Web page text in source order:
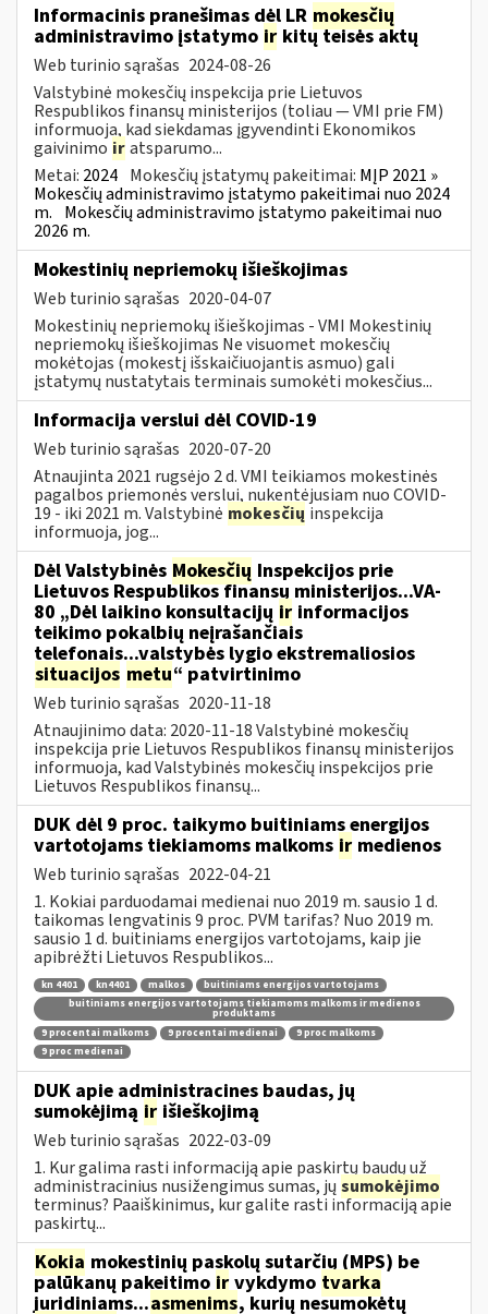
Informacinis pranešimas dėl LR mokesčių
administravimo įstatymo ir kitų teisės aktų
Web turinio sąrašas 2024-08-26
Valstybinė mokesčių inspekcija prie Lietuvos
Respublikos finansų ministerijos (toliau — VMI prie FM)
informuoja, kad siekdamas įgyvendinti Ekonomikos
gaivinimo iratsparumo...
Metai: 2024 Mokesčių įstatymų pakeitimai: MĮP 2021 »
Mokesčių administravimo įstatymo pakeitimai nuo 2024
m. Mokesčių administravimo įstatymo pakeitimai nuo
2026 m.
Mokestinių nepriemokų išieškojimas
Web turinio sąrašas 2020-04-07
Mokestinių nepriemokų išieškojimas - VMI Mokestinių
nepriemokų išieškojimas Ne visuomet mokesčių
mokėtojas (mokestį išskaičiuojantis asmuo) gali
įstatymų nustatytais terminais sumokėti mokesčius...
Informacija verslui dėl COVID-19
Web turinio sąrašas 2020-07-20
Atnaujinta 2021 rugsėjo 2 d. VMI teikiamos mokestinės
pagalbos priemonės verslui, nukentėjusiam nuo COVID-
19 - iki 2021 m. Valstybinė mokesčių inspekcija
informuoja, jog...
Dėl Valstybinės Mokesčių Inspekcijos prie
Lietuvos Respublikos finansų ministerijos...VA-
80 „Dėl laikino konsultacijų ir informacijos
teikimo pokalbių neįrašančiais
telefonais...valstybės lygio ekstremaliosios
situacijos metu“ patvirtinimo
Web turinio sąrašas 2020-11-18
Atnaujinimo data: 2020-11-18 Valstybinė mokesčių
inspekcija prie Lietuvos Respublikos finansų ministerijos
informuoja, kad Valstybinės mokesčių inspekcijos prie
Lietuvos Respublikos finansų...
DUK dėl 9 proc. taikymo buitiniams energijos
vartotojams tiekiamoms malkoms ir medienos
Web turinio sąrašas 2022-04-21
1. Kokiai parduodamai medienai nuo 2019 m. sausio 1 d.
taikomas lengvatinis 9 proc. PVM tarifas? Nuo 2019 m.
sausio 1 d. buitiniams energijos vartotojams, kaip jie
apibrėžti Lietuvos Respublikos...
kn 4401 kn4401 malkos
buitiniams energijos vartotojams
buitiniams energijos vartotojams tiekiamoms malkoms ir medienos
produktams
9 procentai malkoms
9 procentai medienai
9 proc malkoms
9 proc medienai
DUK apie administracines baudas, jų
sumokėjimą ir išieškojimą
Web turinio sąrašas 2022-03-09
1. Kur galima rasti informaciją apie paskirtų baudų už
administracinius nusižengimus sumas, jų sumokėjimo
terminus? Paaiškinimus, kur galite rasti informaciją apie
paskirtų...
Kokia mokestinių paskolų sutarčių (MPS) be
palūkanų pakeitimo ir vykdymo tvarka
juridiniams...asmenims, kurių nesumokėtų